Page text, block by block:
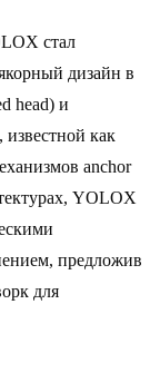
стал
дизайн в
head) и
известной как
anchor
YOLOX
предложив
для